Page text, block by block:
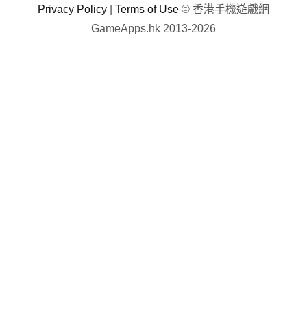
Privacy Policy
Terms of Use © 香港手機遊戲網
GameApps.hk 2013-2026